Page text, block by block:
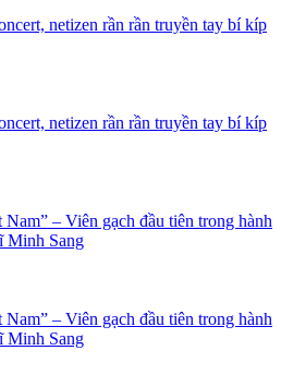
netizen rần rần truyền tay bí kíp
netizen rần rần truyền tay bí kíp
– Viên gạch đầu tiên trong hành
Minh Sang
– Viên gạch đầu tiên trong hành
Minh Sang